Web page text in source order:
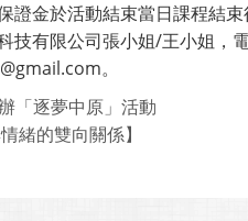
金於活動結束當日課程結束
技有限公司張小姐/王小姐，
。
「逐夢中原」活動
緒的雙向關係】